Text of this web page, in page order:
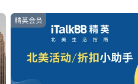
精英会员